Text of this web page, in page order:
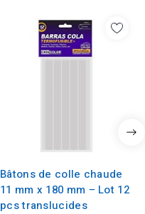
Bâtons de colle chaude
11 mm x 180 mm – Lot 12
pcs translucides